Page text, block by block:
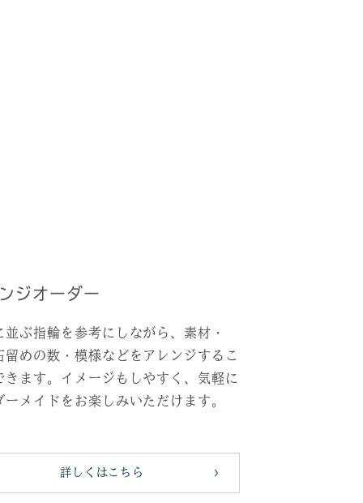
ジオーダー
並ぶ指輪を参考にしながら、素材・
留めの数・模様などをアレンジするこ
きます。イメージもしやすく、気軽に
ーメイドをお楽しみいただけます。
詳しくはこちら